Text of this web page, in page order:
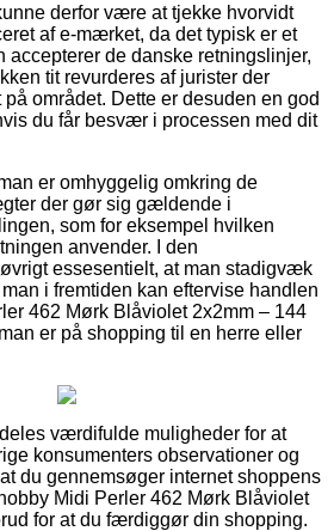
derfor være at tjekke hvorvidt
af e-mærket, da det typisk er et
accepterer de danske retningslinjer,
tit revurderes af jurister der
området. Dette er desuden en god
du får besvær i processen med dit
er omhyggelig omkring de
der gør sig gældende i
som for eksempel hvilken
anvender. I den
essesentielt, at man stadigvæk
i fremtiden kan eftervise handlen
462 Mørk Blåviolet 2x2mm – 144
er på shopping til en herre eller
værdifulde muligheder for at
konsumenters observationer og
du gennemsøger internet shoppens
Midi Perler 462 Mørk Blåviolet
for at du færdiggør din shopping.